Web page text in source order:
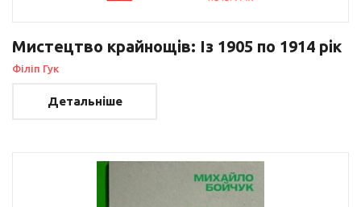
Мистецтво крайнощів: Із 1905 по 1914 рік
Філіп Гук
Детальніше